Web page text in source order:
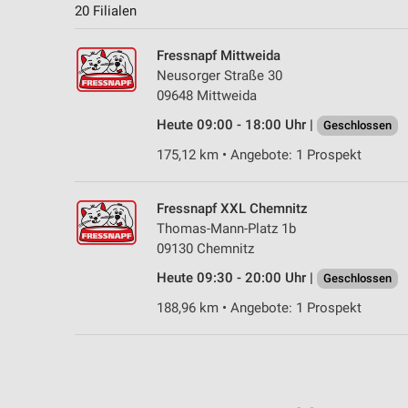
20 Filialen
Fressnapf Mittweida
Neusorger Straße 30
09648 Mittweida
Heute 09:00 - 18:00 Uhr |
Geschlossen
175,12 km • Angebote: 1 Prospekt
Fressnapf XXL Chemnitz
Thomas-Mann-Platz 1b
09130 Chemnitz
Heute 09:30 - 20:00 Uhr |
Geschlossen
188,96 km • Angebote: 1 Prospekt